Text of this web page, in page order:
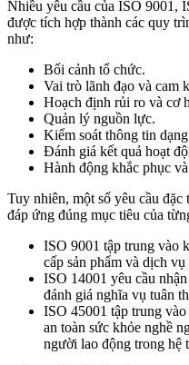
Nhiều yêu cầu của ISO 9001,
được tích hợp thành các quy
như:
Bối cảnh tổ chức.
Vai trò lãnh đạo và cam
Hoạch định rủi ro và cơ
Quản lý nguồn lực.
Kiểm soát thông tin
Đánh giá kết quả hoạt
Hành động khắc phục
Tuy nhiên, một số yêu cầu
đáp ứng đúng mục tiêu của
ISO 9001 tập trung vào
cấp sản phẩm và dịch
ISO 14001 yêu cầu
đánh giá nghĩa vụ tuân
ISO 45001 tập trung
an toàn sức khỏe nghề
người lao động trong hệ